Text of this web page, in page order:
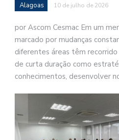
Alagoas 10 de julho de 2026
por Ascom Cesmac Em um
marcado por mudanças
diferentes áreas têm recorrido
de curta duração como
conhecimentos, desenvolver